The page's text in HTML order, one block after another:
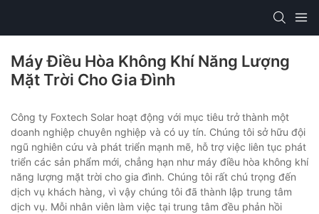
Máy Điều Hòa Không Khí Năng Lượng
Mặt Trời Cho Gia Đình
Công ty Foxtech Solar hoạt động với mục tiêu trở thành một
doanh nghiệp chuyên nghiệp và có uy tín. Chúng tôi sở hữu đội
ngũ nghiên cứu và phát triển mạnh mẽ, hỗ trợ việc liên tục phát
triển các sản phẩm mới, chẳng hạn như máy điều hòa không khí
năng lượng mặt trời cho gia đình. Chúng tôi rất chú trọng đến
dịch vụ khách hàng, vì vậy chúng tôi đã thành lập trung tâm
dịch vụ. Mỗi nhân viên làm việc tại trung tâm đều phản hồi